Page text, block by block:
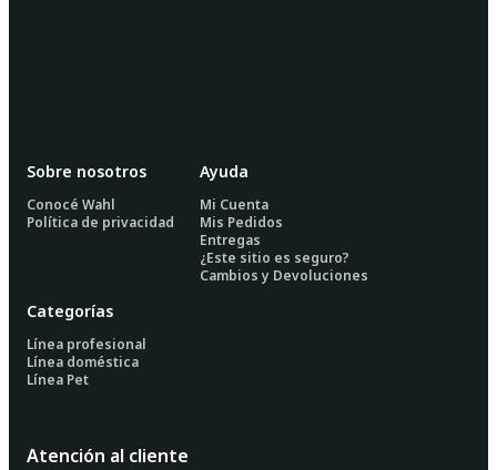
Sobre nosotros
Conocé Wahl
Política de privacidad
Ayuda
Mi Cuenta
Mis Pedidos
Entregas
¿Este sitio es seguro?
Cambios y Devoluciones
Categorías
Línea profesional
Línea doméstica
Línea Pet
Atención al cliente